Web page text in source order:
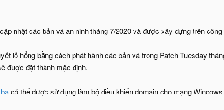
nhật các bản vá an ninh tháng 7/2020 và được xây dựng trên
lỗ hổng bằng cách phát hành các bản vá trong Patch Tuesday
được đặt thành mặc định.
có thể được sử dụng làm bộ điều khiển domain cho mạng